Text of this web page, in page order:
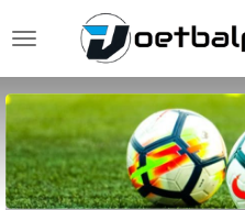
direct
hoofdinhoud